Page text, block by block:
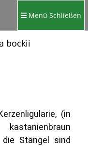
Menü Schließen
bockii
(in
Stängel sind